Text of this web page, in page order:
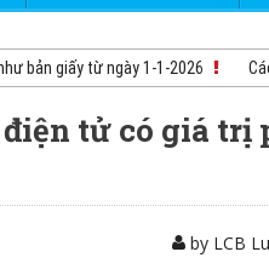
giấy từ ngày 1-1-2026 Cách
điện tử có giá
by LCB